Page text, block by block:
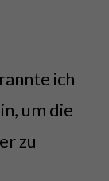
ich
um die
zu